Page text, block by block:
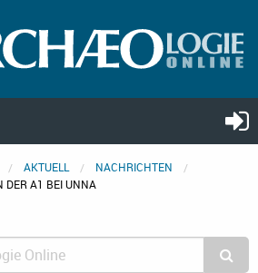
AKTUELL
NACHRICHTEN
DER A1 BEI UNNA